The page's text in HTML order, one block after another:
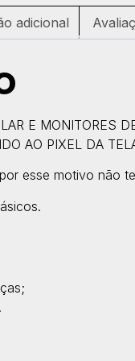
adicional
E MONITORES
AO PIXEL DA
esse motivo não